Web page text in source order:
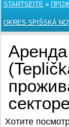
STARTSEITE »
OKRES SPIŠSKÁ
Хотите